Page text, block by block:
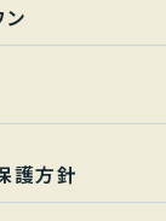
ン
護方針